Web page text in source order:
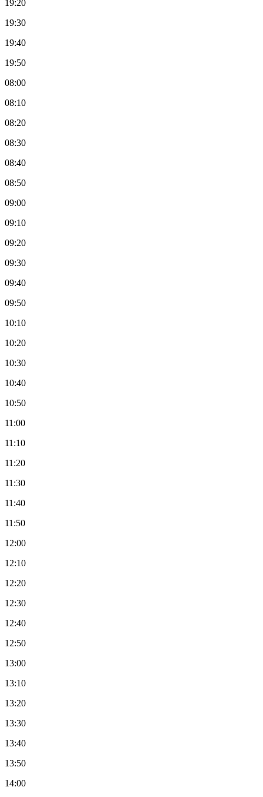
19:20
19:30
19:40
19:50
08:00
08:10
08:20
08:30
08:40
08:50
09:00
09:10
09:20
09:30
09:40
09:50
10:10
10:20
10:30
10:40
10:50
11:00
11:10
11:20
11:30
11:40
11:50
12:00
12:10
12:20
12:30
12:40
12:50
13:00
13:10
13:20
13:30
13:40
13:50
14:00